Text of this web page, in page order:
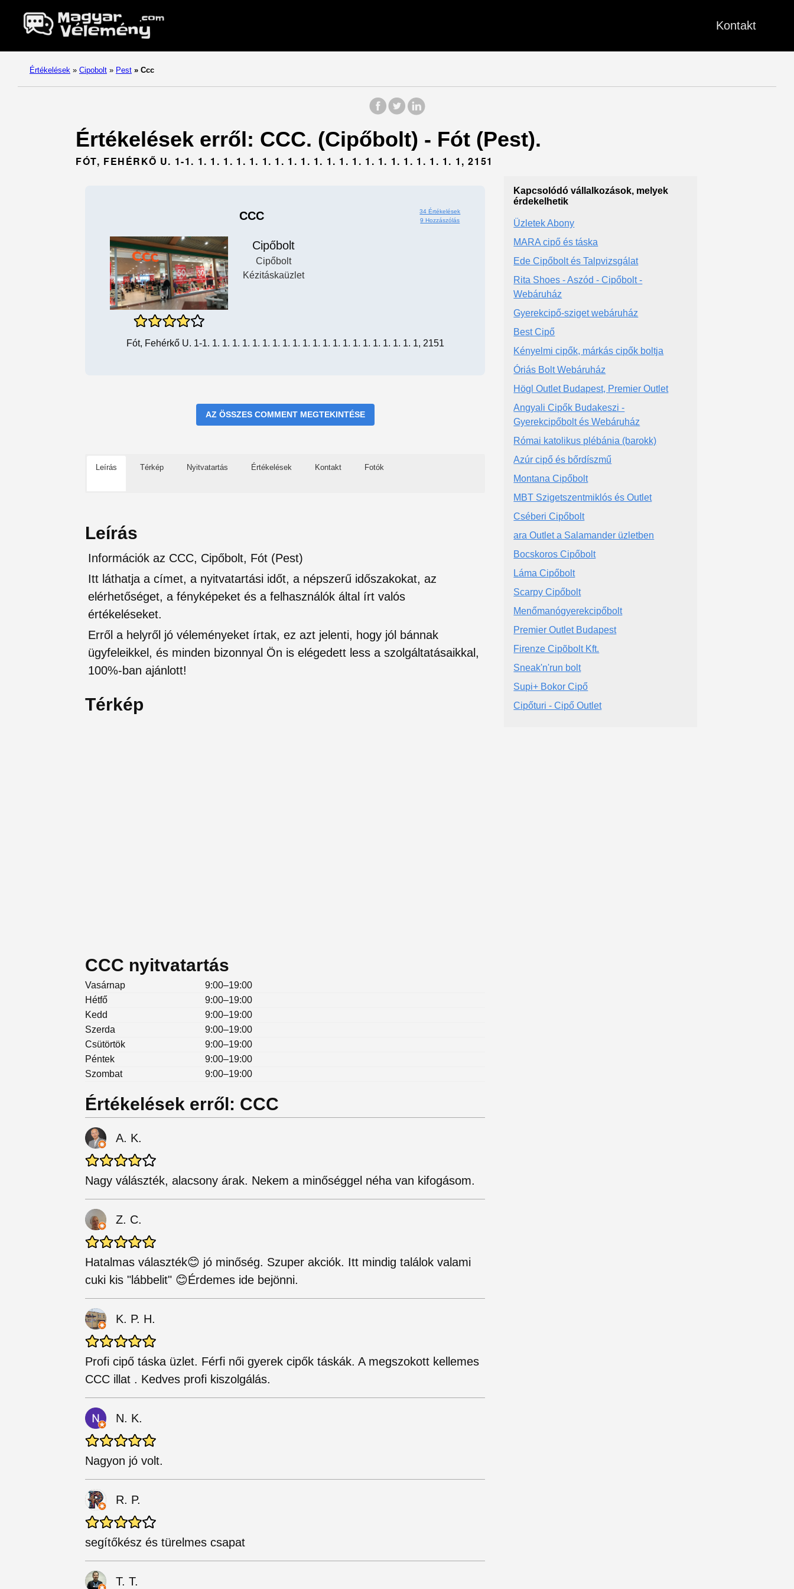
Kontakt
Értékelések » Cipobolt » Pest » Ccc
Értékelések erről: CCC. (Cipőbolt) - Fót (Pest).
FÓT, FEHÉRKŐ U. 1-1. 1. 1. 1. 1. 1. 1. 1. 1. 1. 1. 1. 1. 1. 1. 1. 1. 1. 1. 1. 1. 1, 2151
CCC
34 Értékelések
9 Hozzászólás
Cipőbolt
Cipőbolt
Kézitáskaüzlet
Fót, Fehérkő U. 1-1. 1. 1. 1. 1. 1. 1. 1. 1. 1. 1. 1. 1. 1. 1. 1. 1. 1. 1. 1. 1. 1, 2151
AZ ÖSSZES COMMENT MEGTEKINTÉSE
Leírás Térkép Nyitvatartás Értékelések Kontakt Fotók
Leírás
Információk az CCC, Cipőbolt, Fót (Pest)
Itt láthatja a címet, a nyitvatartási időt, a népszerű időszakokat, az
elérhetőséget, a fényképeket és a felhasználók által írt valós
értékeléseket.
Erről a helyről jó véleményeket írtak, ez azt jelenti, hogy jól bánnak
ügyfeleikkel, és minden bizonnyal Ön is elégedett less a szolgáltatásaikkal,
100%-ban ajánlott!
Térkép
CCC nyitvatartás
Vasárnap
9:00–19:00
Hétfő
9:00–19:00
Kedd
9:00–19:00
Szerda
9:00–19:00
Csütörtök
9:00–19:00
Péntek
9:00–19:00
Szombat
9:00–19:00
Értékelések erről: CCC
A. K.
Nagy válászték, alacsony árak. Nekem a minőséggel néha van kifogásom.
Z. C.
Hatalmas választék😊 jó minőség. Szuper akciók. Itt mindig találok valami
cuki kis "lábbelit" 😊Érdemes ide bejönni.
K. P. H.
Profi cipő táska üzlet. Férfi női gyerek cipők táskák. A megszokott kellemes
CCC illat . Kedves profi kiszolgálás.
N. K.
Nagyon jó volt.
R. P.
segítőkész és türelmes csapat
T. T.
Kapcsolódó vállalkozások, melyek
érdekelhetik
Üzletek Abony
MARA cipő és táska
Ede Cipőbolt és Talpvizsgálat
Rita Shoes - Aszód - Cipőbolt -
Webáruház
Gyerekcipő-sziget webáruház
Best Cipő
Kényelmi cipők, márkás cipők boltja
Óriás Bolt Webáruház
Högl Outlet Budapest, Premier Outlet
Angyali Cipők Budakeszi -
Gyerekcipőbolt és Webáruház
Római katolikus plébánia (barokk)
Azúr cipő és bőrdíszmű
Montana Cipőbolt
MBT Szigetszentmiklós és Outlet
Cséberi Cipőbolt
ara Outlet a Salamander üzletben
Bocskoros Cipőbolt
Láma Cipőbolt
Scarpy Cipőbolt
Menőmanógyerekcipőbolt
Premier Outlet Budapest
Firenze Cipõbolt Kft.
Sneak'n'run bolt
Supi+ Bokor Cipő
Cipőturi - Cipő Outlet